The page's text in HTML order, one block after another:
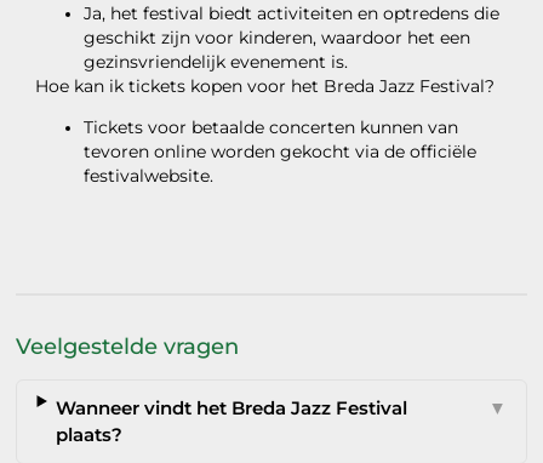
Ja, het festival biedt activiteiten en optredens die
geschikt zijn voor kinderen, waardoor het een
gezinsvriendelijk evenement is.
Hoe kan ik tickets kopen voor het Breda Jazz Festival?
Tickets voor betaalde concerten kunnen van
tevoren online worden gekocht via de officiële
festivalwebsite.
Veelgestelde vragen
Wanneer vindt het Breda Jazz Festival
plaats?
▼